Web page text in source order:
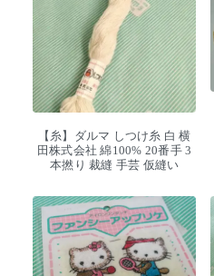
【糸】ダルマ しつけ糸 白 横
田株式会社 綿100% 20番手 3
本撚り 裁縫 手芸 仮縫い